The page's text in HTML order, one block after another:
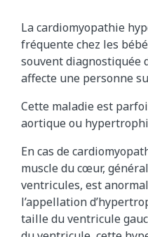
La cardiomyopathie
fréquente chez les
souvent diagnostiquée
affecte une personne
Cette maladie est
aortique ou
En cas de
muscle du cœur,
ventricules, est
l’appellation
taille du ventricule